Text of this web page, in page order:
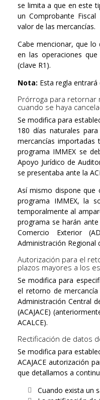
se limita a que en este
un Comprobante
valor de las mercancías.
Cabe mencionar, que
en las operaciones
(clave R1).
Nota: Esta regla
Prórroga para retornar
cuando se haya
Se modifica para
180 días naturales
mercancías importadas
programa IMMEX se
Apoyo Jurídico de
se presentaba ante la
Así mismo dispone
programa IMMEX, la
temporalmente al
programa se harán
Comercio Exterior
Administración Regional
Autorización para el
plazos mayores a los
Se modifica para
el retorno de
Administración Central
(ACAJACE)
ACALCE).
Rectificación de datos
Se modifica para
ACAJACE autorización
que detallamos a
Cuando exista un